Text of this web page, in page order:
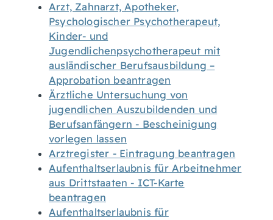
Arzt, Zahnarzt, Apotheker,
Psychologischer Psychotherapeut,
Kinder- und
Jugendlichenpsychotherapeut mit
ausländischer Berufsausbildung –
Approbation beantragen
Ärztliche Untersuchung von
jugendlichen Auszubildenden und
Berufsanfängern - Bescheinigung
vorlegen lassen
Arztregister - Eintragung beantragen
Aufenthaltserlaubnis für Arbeitnehmer
aus Drittstaaten - ICT-Karte
beantragen
Aufenthaltserlaubnis für